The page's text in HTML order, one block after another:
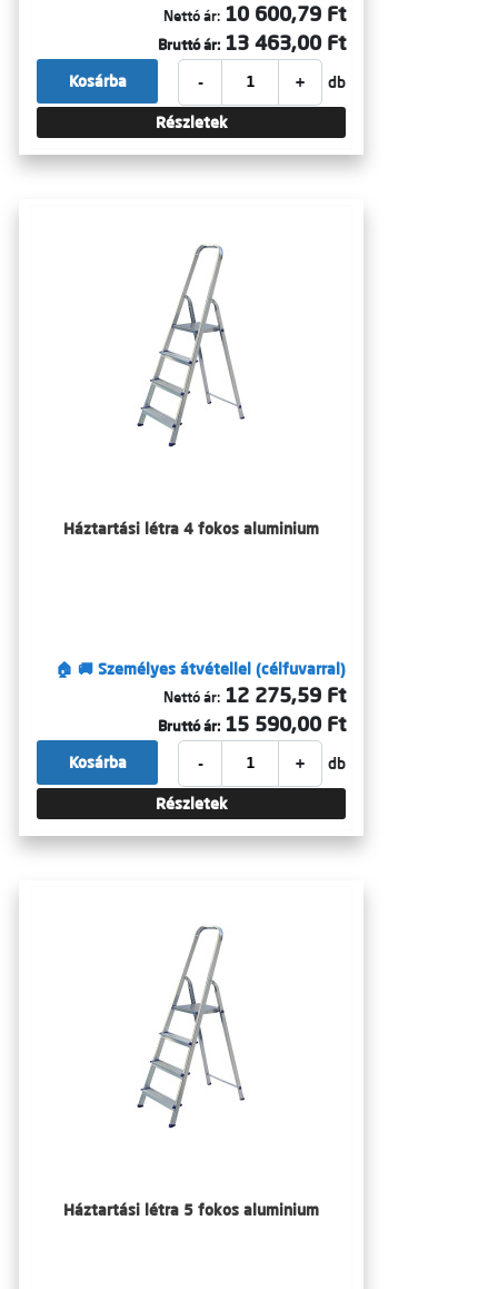
Nettó ár: 10 600,79 Ft
Bruttó ár: 13 463,00 Ft
- + db
Kosárba
Részletek
Háztartási létra 4 fokos aluminium
🏠 🚚 Személyes átvétellel (célfuvarral)
Nettó ár: 12 275,59 Ft
Bruttó ár: 15 590,00 Ft
- + db
Kosárba
Részletek
Háztartási létra 5 fokos aluminium